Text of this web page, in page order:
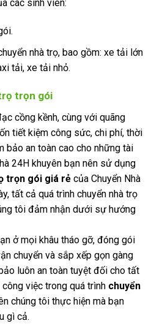
các sinh viên:
nhà trọ, bao gồm: xe tải lớn
tải, xe tải nhỏ.
trọn gói
cồng kềnh, cùng với quãng
tiết kiệm công sức, chi phí, thời
bảo an toàn cao cho những tài
24H khuyên bạn nên sử dụng
trọn gói giá rẻ của Chuyển Nhà
tất cả quá trình chuyển nhà trọ
tôi đảm nhận dưới sự hướng
ở mọi khâu tháo gỡ, đóng gói
chuyển và sắp xếp gọn gàng
luôn an toàn tuyệt đối cho tất
việc trong quá trình chuyển
chúng tôi thực hiện mà bạn
gì cả.